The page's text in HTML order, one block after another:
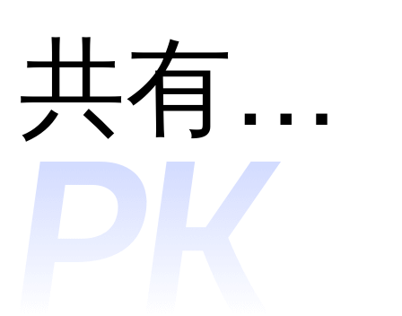
马秀哪
个好
共有分类：营销裂变活动工具